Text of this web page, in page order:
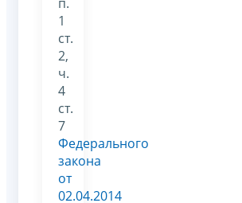
1
ст.
2,
ч.
4
ст.
7
Федерального
закона
от
02.04.2014